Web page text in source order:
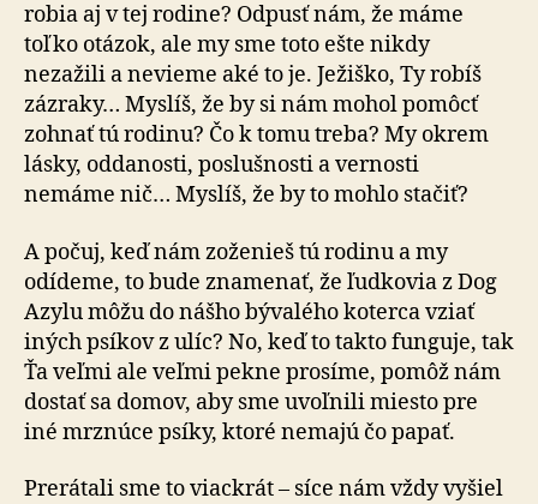
robia aj v tej rodine? Odpusť nám, že máme
toľko otázok, ale my sme toto ešte nikdy
nezažili a nevieme aké to je. Ježiško, Ty robíš
zázraky… Myslíš, že by si nám mohol pomôcť
zohnať tú rodinu? Čo k tomu treba? My okrem
lásky, oddanosti, poslušnosti a vernosti
nemáme nič… Myslíš, že by to mohlo stačiť?
A počuj, keď nám zoženieš tú rodinu a my
odídeme, to bude znamenať, že ľudkovia z Dog
Azylu môžu do nášho bývalého koterca vziať
iných psíkov z ulíc? No, keď to takto funguje, tak
Ťa veľmi ale veľmi pekne prosíme, pomôž nám
dostať sa domov, aby sme uvoľnili miesto pre
iné mrznúce psíky, ktoré nemajú čo papať.
Prerátali sme to viackrát – síce nám vždy vyšiel